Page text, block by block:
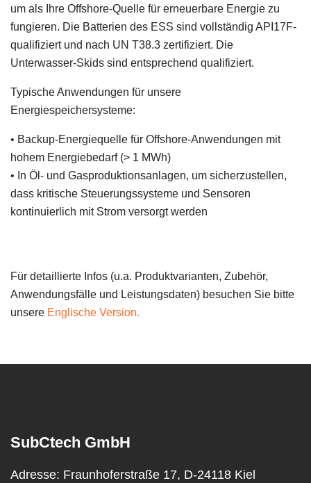
um als Ihre Offshore-Quelle für erneuerbare Energie zu
fungieren. Die Batterien des ESS sind vollständig API17F-
qualifiziert und nach UN T38.3 zertifiziert. Die
Unterwasser-Skids sind entsprechend qualifiziert.
Typische Anwendungen für unsere
Energiespeichersysteme:
• Backup-Energiequelle für Offshore-Anwendungen mit
hohem Energiebedarf (> 1 MWh)
• In Öl- und Gasproduktionsanlagen, um sicherzustellen,
dass kritische Steuerungssysteme und Sensoren
kontinuierlich mit Strom versorgt werden
Für detaillierte Infos (u.a. Produktvarianten, Zubehör,
Anwendungsfälle und Leistungsdaten) besuchen Sie bitte
unsere Englische Version.
SubCtech GmbH
Adresse: Fraunhoferstraße 17, D-24118 Kiel